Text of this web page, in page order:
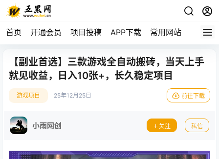
首页 开通会员 项目投稿 APP下载 常用网站
【副业首选】三款游戏全自动搬砖，当天上手
就见收益，日入10张+，长久稳定项目
游戏项目 25年12月25日 前往下载
小雨网创 关注 私信